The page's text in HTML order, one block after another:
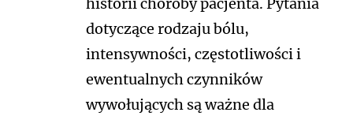
dotyczące rodzaju bólu,
intensywności, częstotliwości i
ewentualnych czynników
wywołujących są ważne dla